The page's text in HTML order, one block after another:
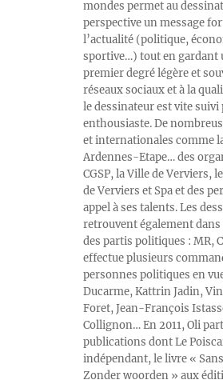
mondes permet au
perspective un message
l’actualité (politique,
sportive…) tout en gardant
premier degré légère et
réseaux sociaux et à la
le dessinateur est vite
enthousiaste. De
et internationales comme
Ardennes-Etape… des
CGSP, la Ville de Verviers,
de Verviers et Spa et des
appel à ses talents. Les
retrouvent également
des partis politiques : MR,
effectue plusieurs
personnes politiques en
Ducarme, Kattrin Jadin,
Foret, Jean-François
Collignon… En 2011, Oli
publications dont Le
indépendant, le livre «
Zonder woorden » aux